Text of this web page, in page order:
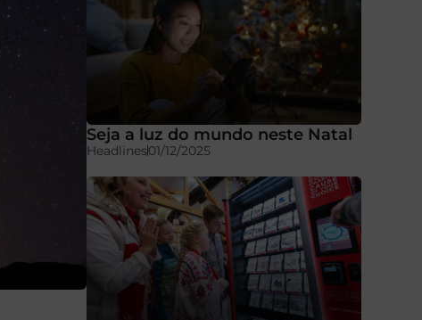
Seja a luz do mundo neste Natal
Headlines01/12/2025